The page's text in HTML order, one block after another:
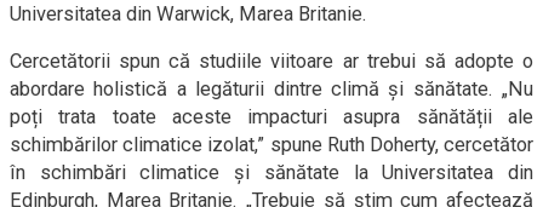
Universitatea din Warwick, Marea Britanie.
Cercetătorii spun că studiile viitoare ar trebui să adopte o
abordare holistică a legăturii dintre climă și sănătate. „Nu
poți trata toate aceste impacturi asupra sănătății ale
schimbărilor climatice izolat,” spune Ruth Doherty, cercetător
în schimbări climatice și sănătate la Universitatea din
Edinburgh, Marea Britanie. „Trebuie să știm cum afectează